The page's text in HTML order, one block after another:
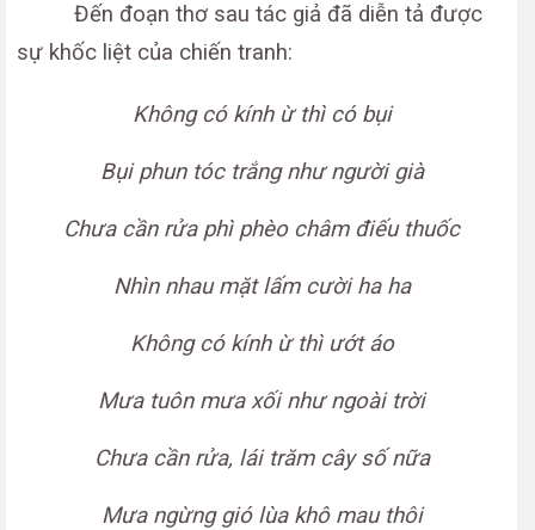
Đến đoạn thơ sau tác giả đã diễn tả được
sự khốc liệt của chiến tranh:
Không có kính ừ thì có bụi
Bụi phun tóc trắng như người già
Chưa cần rửa phì phèo châm điếu thuốc
Nhìn nhau mặt lấm cười ha ha
Không có kính ừ thì ướt áo
Mưa tuôn mưa xối như ngoài trời
Chưa cần rửa, lái trăm cây số nữa
Mưa ngừng gió lùa khô mau thôi